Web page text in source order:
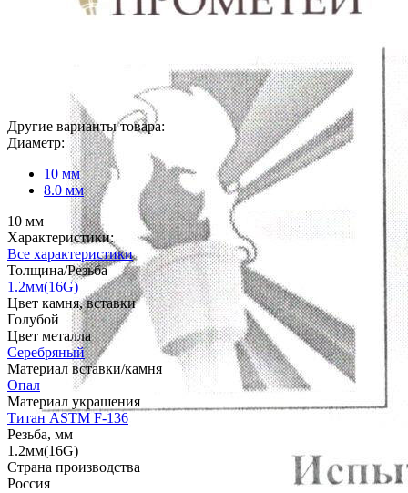
Другие варианты товара:
Диаметр:
10 мм
8.0 мм
10 мм
Характеристики:
Все характеристики
Толщина/Резьба
1.2мм(16G)
Цвет камня, вставки
Голубой
Цвет металла
Серебряный
Материал вставки/камня
Опал
Материал украшения
Титан ASTM F-136
Резьба, мм
1.2мм(16G)
Страна производства
Россия